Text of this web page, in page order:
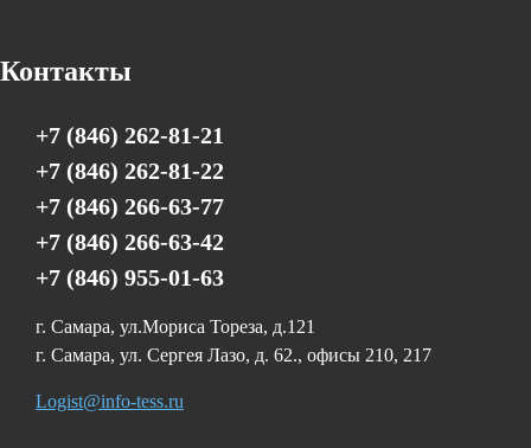
Контакты
+7 (846) 262-81-21
+7 (846) 262-81-22
+7 (846) 266-63-77
+7 (846) 266-63-42
+7 (846) 955-01-63
г. Самара, ул.Мориса Тореза, д.121
г. Самара, ул. Сергея Лазо, д. 62., офисы 210, 217
Logist@info-tess.ru